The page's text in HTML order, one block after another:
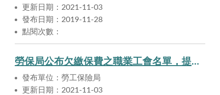
更新日期：2021-11-03
發布日期：2019-11-28
點閱次數：
勞保局公布欠繳保費之職業工會名單，提醒勞工注意自身權益
發布單位：勞工保險局
更新日期：2021-11-03